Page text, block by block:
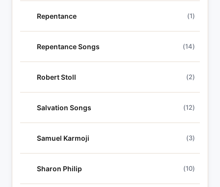
Repentance (1)
Repentance Songs (14)
Robert Stoll (2)
Salvation Songs (12)
Samuel Karmoji (3)
Sharon Philip (10)